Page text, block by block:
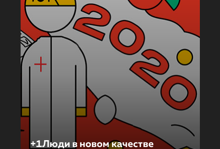
+1Люди в новом качестве